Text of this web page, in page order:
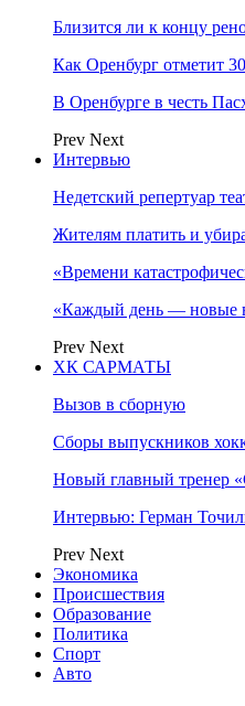
Близится ли к концу
Как Оренбург отметит
В Оренбурге в честь
Prev Next
Интервью
Недетский репертуар
Жителям платить и
«Времени
«Каждый день — новые
Prev Next
ХК САРМАТЫ
Вызов в сборную
Сборы выпускников
Новый главный тренер
Интервью: Герман
Prev Next
Экономика
Происшествия
Образование
Политика
Спорт
Авто